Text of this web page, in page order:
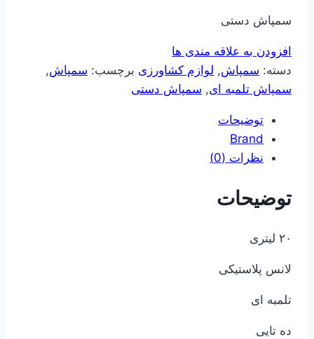
سمپاش دستی
افزودن به علاقه مندی ها
دسته: سمپاش, لوازم کشاورزی برچسب: سمپاش,
سمپاش تلمبه ای, سمپاش دستی
توضیحات
Brand
نظرات (0)
توضیحات
۲۰ لیتری
لانس پلاستیکی
تلمبه ای
ده تایی